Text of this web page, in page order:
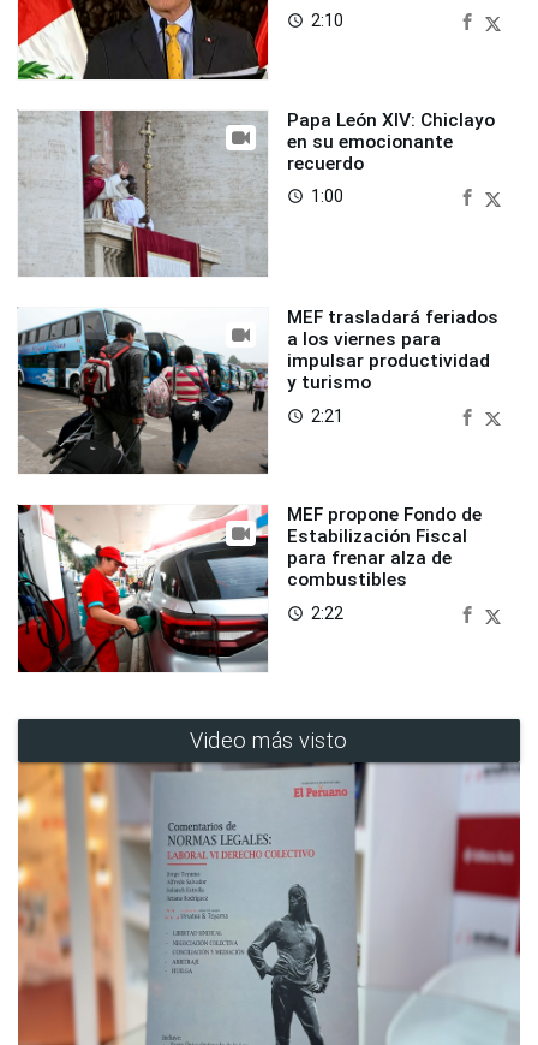
access_time 2:10
Papa León XIV: Chiclayo
en su emocionante
recuerdo
access_time 1:00
MEF trasladará feriados
a los viernes para
impulsar productividad
y turismo
access_time 2:21
MEF propone Fondo de
Estabilización Fiscal
para frenar alza de
combustibles
access_time 2:22
Video más visto